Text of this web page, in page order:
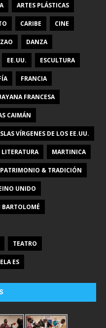
ARTES PLÁSTICAS
CARIBE CINE
DANZA
EE.UU. ESCULTURA
FRANCIA
FRANCESA
CAIMÁN
VÍRGENES DE LOS EE.UU.
LITERATURA MARTINICA
PATRIMONIO & TRADICIÓN
UNIDO
BARTOLOMÉ
TEATRO
ES